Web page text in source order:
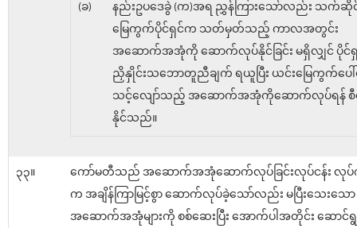
(ခ)
နည်းဥပဒေခွဲ (က)အရ ညွှန်ကြားသော်လည်း သက်ဆို
မြေကွက်ပိုင်ရှင်က သတ်မှတ်သည့် ကာလအတွင်း
အဆောက်အအုံကို ဆောက်လုပ်နိုင်ခြင်း မရှိလျှင် ပိုင်
ညှိနှိုင်းသဘောတူညီချက် ရယူပြီး ယင်းမြေကွက်ပေ
သင့်လျော်သည့် အဆောက်အအုံကိုဆောက်လုပ်ရန် စီ
နိုင်သည်။
၃၃။
ကော်မတီသည် အဆောက်အအုံဆောက်လုပ်ခြင်းလုပ်ငန်း လု
က အချိန်ကြာမြင့်စွာ ဆောက်လုပ်ခဲ့သော်လည်း မပြီးသေးသော
အဆောက်အအုံများကို စစ်ဆေးပြီး အောက်ပါအတိုင်း ဆောင်